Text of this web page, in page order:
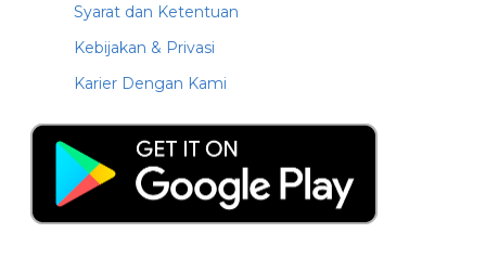
Syarat dan Ketentuan
Kebijakan & Privasi
Karier Dengan Kami